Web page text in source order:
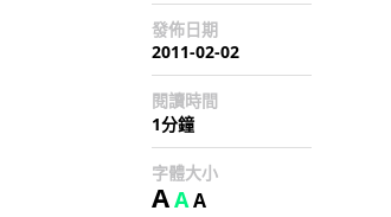
發佈日期
2011-02-02
閱讀時間
1分鐘
字體大小
AAA